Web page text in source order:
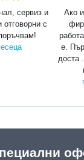
сервиз и
отговорни с
Ако
е.
доста